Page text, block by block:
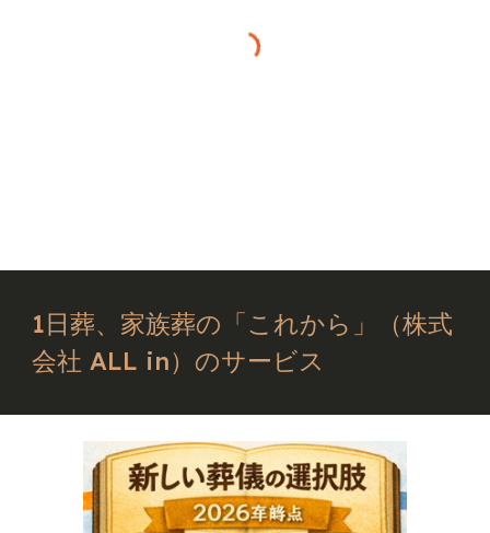
1日葬、家族葬の「これから」（株式
会社 ALL in）のサービス